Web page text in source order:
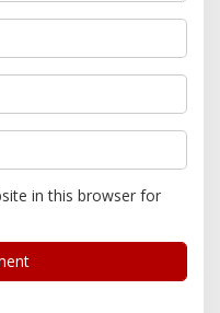
in this browser for